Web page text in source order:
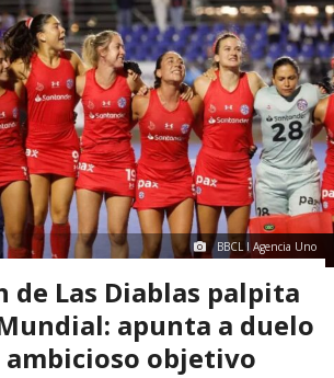
BBCL I Agencia Uno
de Las Diablas palpita
apunta a duelo
objetivo